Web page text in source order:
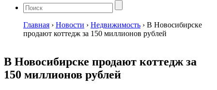
Главная › Новости › Недвижимость › В Новосибирске
продают коттедж за 150 миллионов рублей
В Новосибирске продают коттедж за
150 миллионов рублей